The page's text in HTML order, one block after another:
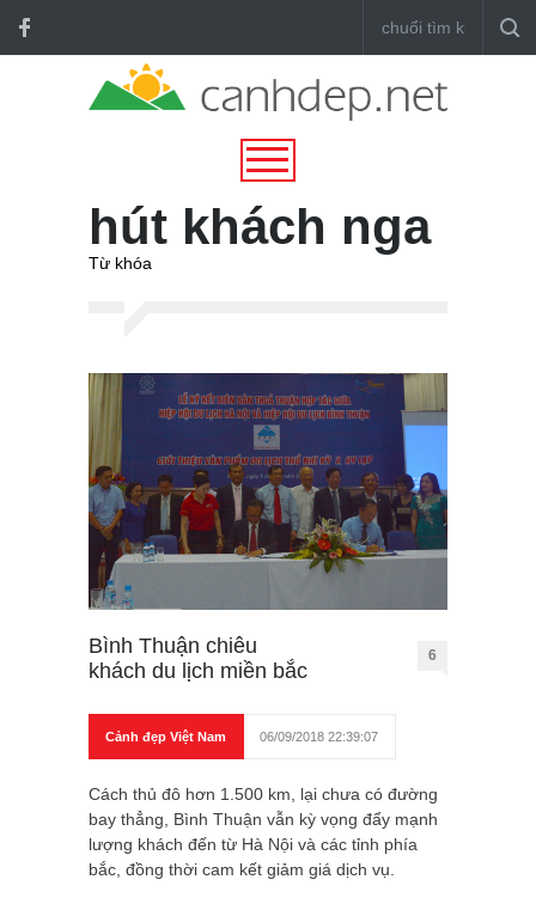
hút khách nga
Từ khóa
Bình Thuận chiêu
khách du lịch miền bắc
6
Cảnh đẹp Việt Nam 06/09/2018 22:39:07
Cách thủ đô hơn 1.500 km, lại chưa có đường
bay thẳng, Bình Thuận vẫn kỳ vọng đẩy mạnh
lượng khách đến từ Hà Nội và các tỉnh phía
bắc, đồng thời cam kết giảm giá dịch vụ.